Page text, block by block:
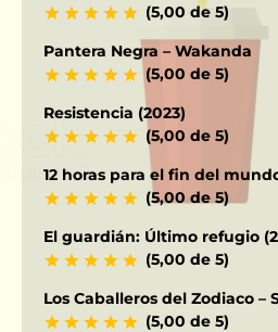
(5,00 de 5)
Pantera Negra – Wakanda
(5,00 de 5)
Resistencia (2023)
(5,00 de 5)
12 horas para el fin del
(5,00 de 5)
El guardián: Último refugio
(5,00 de 5)
Los Caballeros del Zodiaco –
(5,00 de 5)